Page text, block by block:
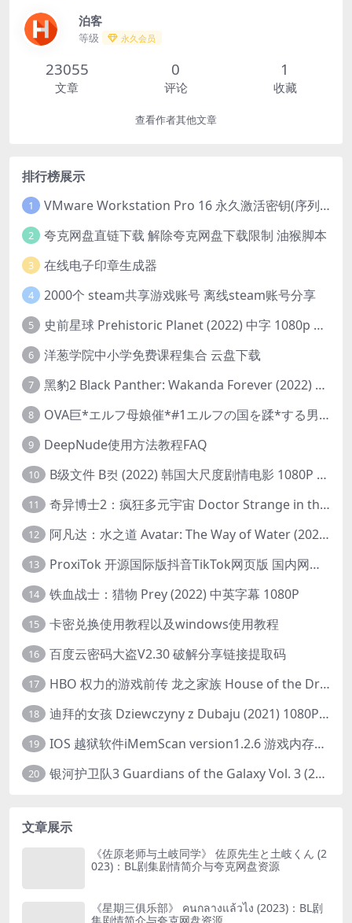
泊客
等级 永久会员
23055
文章
0
评论
1
收藏
查看作者其他文章
排行榜展示
1 VMware Workstation Pro 16 永久激活密钥(序列号)
2 夸克网盘直链下载 解除夸克网盘下载限制 油猴脚本
3 在线电子印章生成器
4 2000个 steam共享游戏账号 离线steam账号分享
5 史前星球 Prehistoric Planet (2022) 中字 1080p 高清 阿里云盘 2022.5.27已更新全集
6 洋葱学院中小学免费课程集合 云盘下载
7 黑豹2 Black Panther: Wakanda Forever (2022) 高清版
8 OVA巨*エルフ母娘催*#1エルフの国を蹂*する男。汚された女王と姫
9 DeepNude使用方法教程FAQ
10 B级文件 B컷 (2022) 韩国大尺度剧情电影 1080P 中字
11 奇异博士2：疯狂多元宇宙 Doctor Strange in the Multiverse of Madness (2022) 高清版1080p
12 阿凡达：水之道 Avatar: The Way of Water (2022) 1080p 2k 4k 中文字幕
13 ProxiTok 开源国际版抖音TikTok网页版 国内网络直连
14 铁血战士：猎物 Prey (2022) 中英字幕 1080P
15 卡密兑换使用教程以及windows使用教程
16 百度云密码大盗V2.30 破解分享链接提取码
17 HBO 权力的游戏前传 龙之家族 House of the Dragon (2022) 中字 1080P 更新4集
18 迪拜的女孩 Dziewczyny z Dubaju (2021) 1080P 中字
19 IOS 越狱软件iMemScan version1.2.6 游戏内存修改器
20 银河护卫队3 Guardians of the Galaxy Vol. 3 (2023)4K高清资源1080p只分享精品
文章展示
《佐原老师与土岐同学》 佐原先生と土岐くん (2
023)：BL剧集剧情简介与夸克网盘资源
《星期三俱乐部》 คนกลางแล้วไง (2023)：BL剧